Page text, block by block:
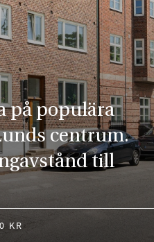
på populära
centrum.
till
KR